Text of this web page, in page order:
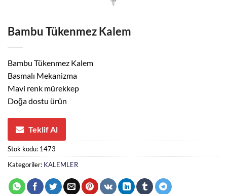
Bambu Tükenmez Kalem
Bambu Tükenmez Kalem
Basmalı Mekanizma
Mavi renk mürekkep
Doğa dostu ürün
Teklif Al
Stok kodu: 1473
Kategoriler: KALEMLER